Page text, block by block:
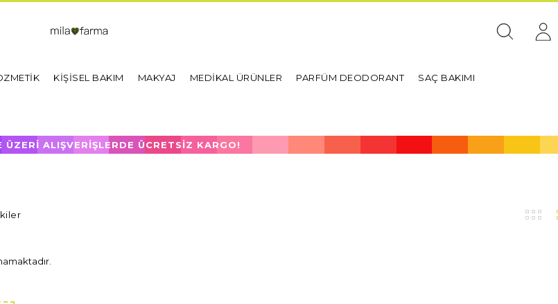
KİŞİSEL BAKIM MAKYAJ MEDİKAL ÜRÜNLER PARFÜM DEODORANT SAÇ BAKIMI
ÜZERİ ALIŞVERİŞLERDE ÜCRETSİZ KARGO!